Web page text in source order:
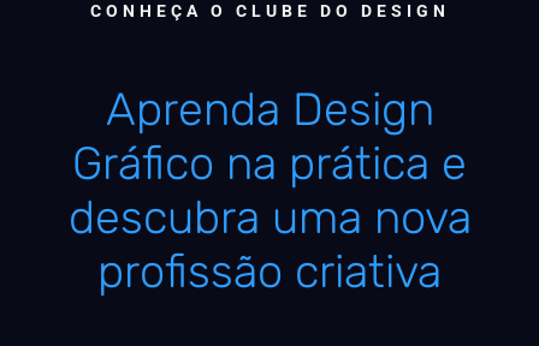
CONHEÇA O CLUBE DO DESIGN
Aprenda Design
Gráfico na prática e
descubra uma nova
profissão criativa